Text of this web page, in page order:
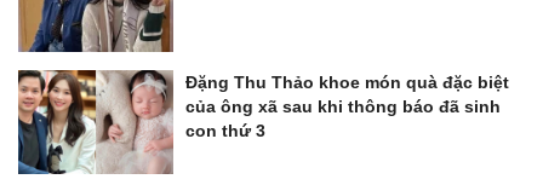
Đặng Thu Thảo khoe món quà đặc biệt
của ông xã sau khi thông báo đã sinh
con thứ 3